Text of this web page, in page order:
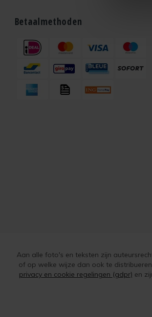
Betaalmethoden
Aan alle foto's en teksten zijn
of op welke wijze dan ook te
privacy en cookie regelingen (gdpr) en